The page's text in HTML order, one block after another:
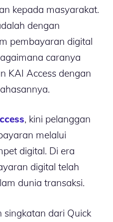
kepada masyarakat.
dengan
pembayaran digital
caranya
KAI Access dengan
, kini pelanggan
melalui
digital. Di era
digital telah
dunia transaksi.
singkatan dari Quick